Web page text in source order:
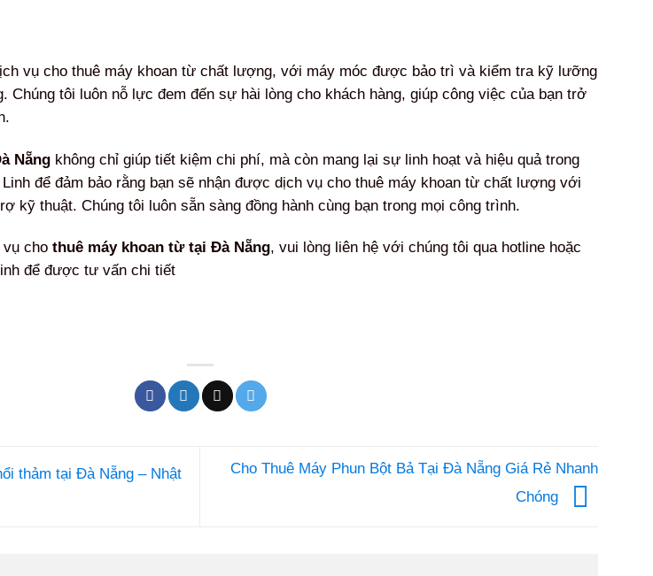
vụ cho thuê máy khoan từ chất lượng, với máy móc được bảo trì và kiểm tra kỹ lưỡng
Chúng tôi luôn nỗ lực đem đến sự hài lòng cho khách hàng, giúp công việc của bạn trở
Nẵng không chỉ giúp tiết kiệm chi phí, mà còn mang lại sự linh hoạt và hiệu quả trong
để đảm bảo rằng bạn sẽ nhận được dịch vụ cho thuê máy khoan từ chất lượng với
kỹ thuật. Chúng tôi luôn sẵn sàng đồng hành cùng bạn trong mọi công trình.
cho thuê máy khoan từ tại Đà Nẵng, vui lòng liên hệ với chúng tôi qua hotline hoặc
để được tư vấn chi tiết​
thảm tại Đà Nẵng – Nhật
Cho Thuê Máy Phun Bột Bả Tại Đà Nẵng Giá Rẻ Nhanh
Chóng